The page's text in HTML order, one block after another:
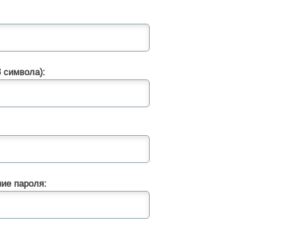
символа):
пароля: